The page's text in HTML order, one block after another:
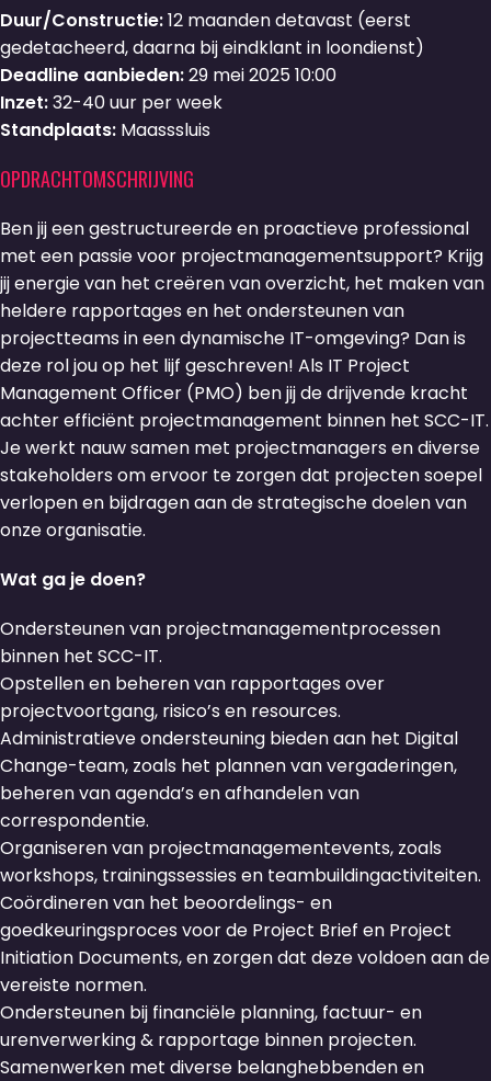
Duur/Constructie:12 maanden detavast (eerst
gedetacheerd, daarna bij eindklant in loondienst)
Deadline aanbieden:29 mei 2025 10:00
Inzet:32-40 uur per week
Standplaats: Maasssluis
OPDRACHTOMSCHRIJVING
Ben jij een gestructureerde en proactieve professional
met een passie voor projectmanagementsupport? Krijg
jij energie van het creëren van overzicht, het maken van
heldere rapportages en het ondersteunen van
projectteams in een dynamische IT-omgeving? Dan is
deze rol jou op het lijf geschreven! Als IT Project
Management Officer (PMO) ben jij de drijvende kracht
achter efficiënt projectmanagement binnen het SCC-IT.
Je werkt nauw samen met projectmanagers en diverse
stakeholders om ervoor te zorgen dat projecten soepel
verlopen en bijdragen aan de strategische doelen van
onze organisatie.
Wat ga je doen?
Ondersteunen van projectmanagementprocessen
binnen het SCC-IT.
Opstellen en beheren van rapportages over
projectvoortgang, risico’s en resources.
Administratieve ondersteuning bieden aan het Digital
Change-team, zoals het plannen van vergaderingen,
beheren van agenda’s en afhandelen van
correspondentie.
Organiseren van projectmanagementevents, zoals
workshops, trainingssessies en teambuildingactiviteiten.
Coördineren van het beoordelings- en
goedkeuringsproces voor de Project Brief en Project
Initiation Documents, en zorgen dat deze voldoen aan de
vereiste normen.
Ondersteunen bij financiële planning, factuur- en
urenverwerking & rapportage binnen projecten.
Samenwerken met diverse belanghebbenden en